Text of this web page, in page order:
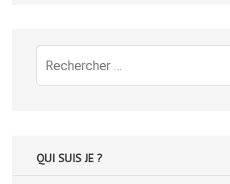
Recherche
pour
QUI SUIS JE ?